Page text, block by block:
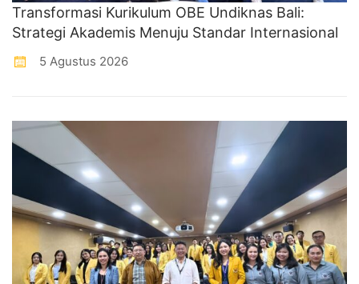
Transformasi Kurikulum OBE Undiknas Bali:
Strategi Akademis Menuju Standar Internasional
5 Agustus 2026